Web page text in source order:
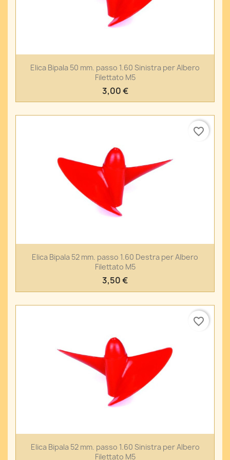
Elica Bipala 50 mm. passo 1.60 Sinistra per Albero
Filettato M5
3,00 €
Elica Bipala 52 mm. passo 1.60 Destra per Albero
Filettato M5
3,50 €
favorite_border
Elica Bipala 52 mm. passo 1.60 Sinistra per Albero
Filettato M5
favorite_border